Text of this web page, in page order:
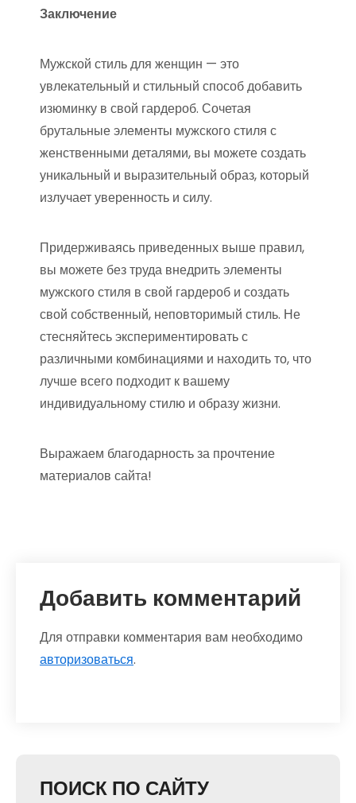
Заключение
Мужской стиль для женщин — это
увлекательный и стильный способ добавить
изюминку в свой гардероб. Сочетая
брутальные элементы мужского стиля с
женственными деталями, вы можете создать
уникальный и выразительный образ, который
излучает уверенность и силу.
Придерживаясь приведенных выше правил,
вы можете без труда внедрить элементы
мужского стиля в свой гардероб и создать
свой собственный, неповторимый стиль. Не
стесняйтесь экспериментировать с
различными комбинациями и находить то, что
лучше всего подходит к вашему
индивидуальному стилю и образу жизни.
Выражаем благодарность за прочтение
материалов сайта!
Добавить комментарий
Для отправки комментария вам необходимо
авторизоваться.
ПОИСК ПО САЙТУ